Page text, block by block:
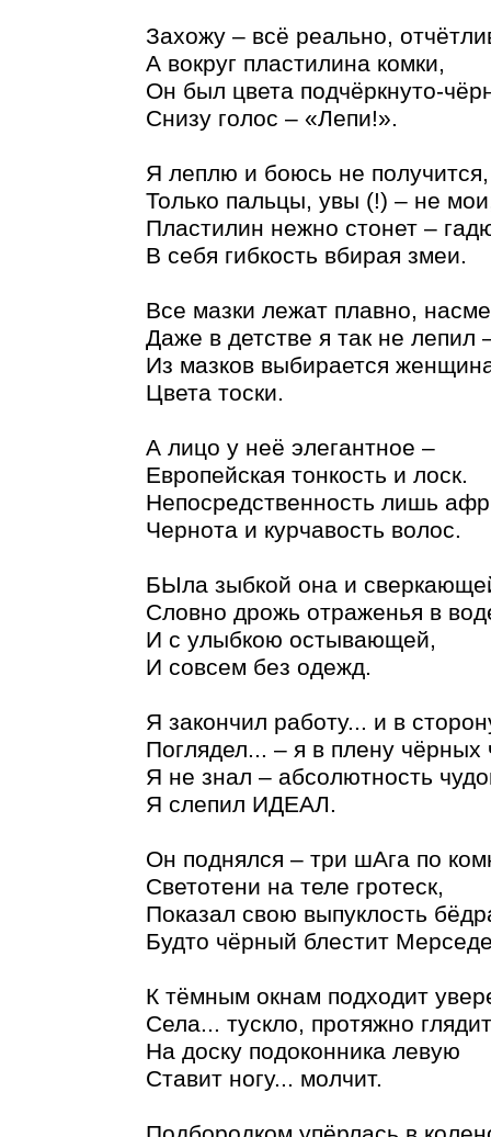
Захожу – всё реально,
А вокруг пластилина комки,
Он был цвета подчёркнуто-
Снизу голос – «Лепи!».
Я леплю и боюсь не получится,
Только пальцы, увы (!) – не
Пластилин нежно стонет –
В себя гибкость вбирая змеи.
Все мазки лежат плавно,
Даже в детстве я так не лепил
Из мазков выбирается
Цвета тоски.
А лицо у неё элегантное –
Европейская тонкость и лоск.
Непосредственность лишь
Чернота и курчавость волос.
БЫла зыбкой она и
Словно дрожь отраженья в
И с улыбкою остывающей,
И совсем без одежд.
Я закончил работу... и в
Поглядел... – я в плену чёрных
Я не знал – абсолютность
Я слепил ИДЕАЛ.
Он поднялся – три шАга по
Светотени на теле гротеск,
Показал свою выпуклость
Будто чёрный блестит
К тёмным окнам подходит
Села... тускло, протяжно
На доску подоконника левую
Ставит ногу... молчит.